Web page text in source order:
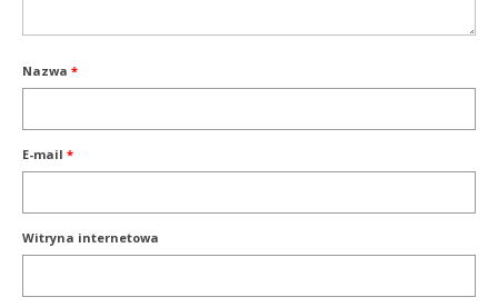
Nazwa *
E-mail *
Witryna internetowa